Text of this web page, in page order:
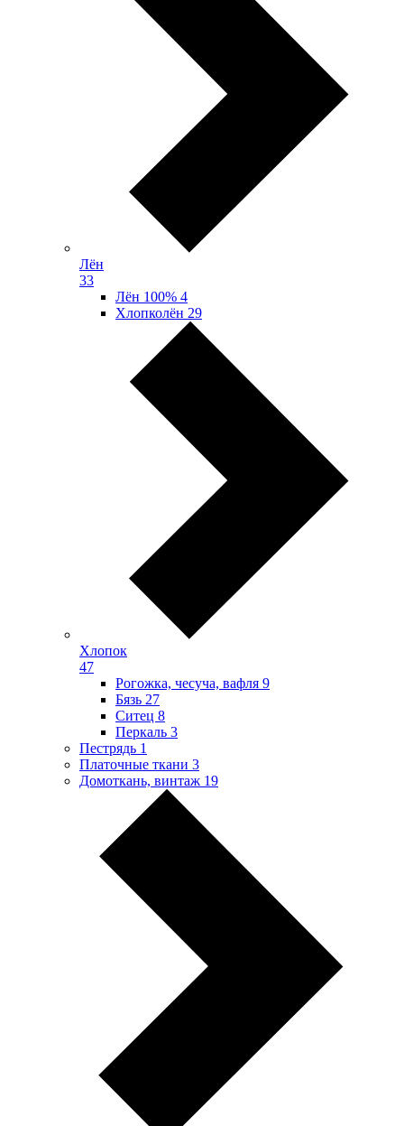
Лён
33
Лён 100% 4
Хлопколён 29
Хлопок
47
Рогожка, чесуча, вафля 9
Бязь 27
Ситец 8
Перкаль 3
Пестрядь 1
Платочные ткани 3
Домоткань, винтаж 19